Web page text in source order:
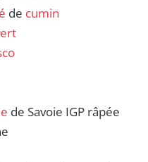
de cumin
de Savoie IGP râpée